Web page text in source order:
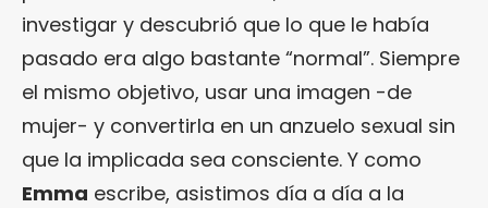
investigar y descubrió que lo que le había
pasado era algo bastante “normal”. Siempre
el mismo objetivo, usar una imagen -de
mujer- y convertirla en un anzuelo sexual sin
que la implicada sea consciente. Y como
Emma escribe, asistimos día a día a la